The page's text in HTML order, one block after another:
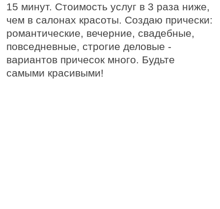
15 минут. Стоимость услуг в 3 раза ниже,
чем в салонах красоты. Создаю прически:
романтические, вечерние, свадебные,
повседневные, строгие деловые -
вариантов причесок много. Будьте
самыми красивыми!